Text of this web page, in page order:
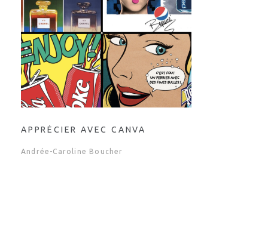
APPRÉCIER AVEC CANVA
Andrée-Caroline Boucher